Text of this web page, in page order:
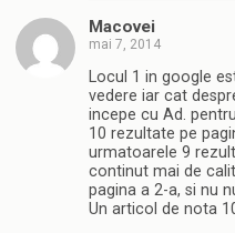
Macovei
mai 7, 2014
Locul 1 in google
vedere iar cat
incepe cu Ad.
10 rezultate pe
urmatoarele 9
continut mai de
pagina a 2-a, si nu
Un articol de nota